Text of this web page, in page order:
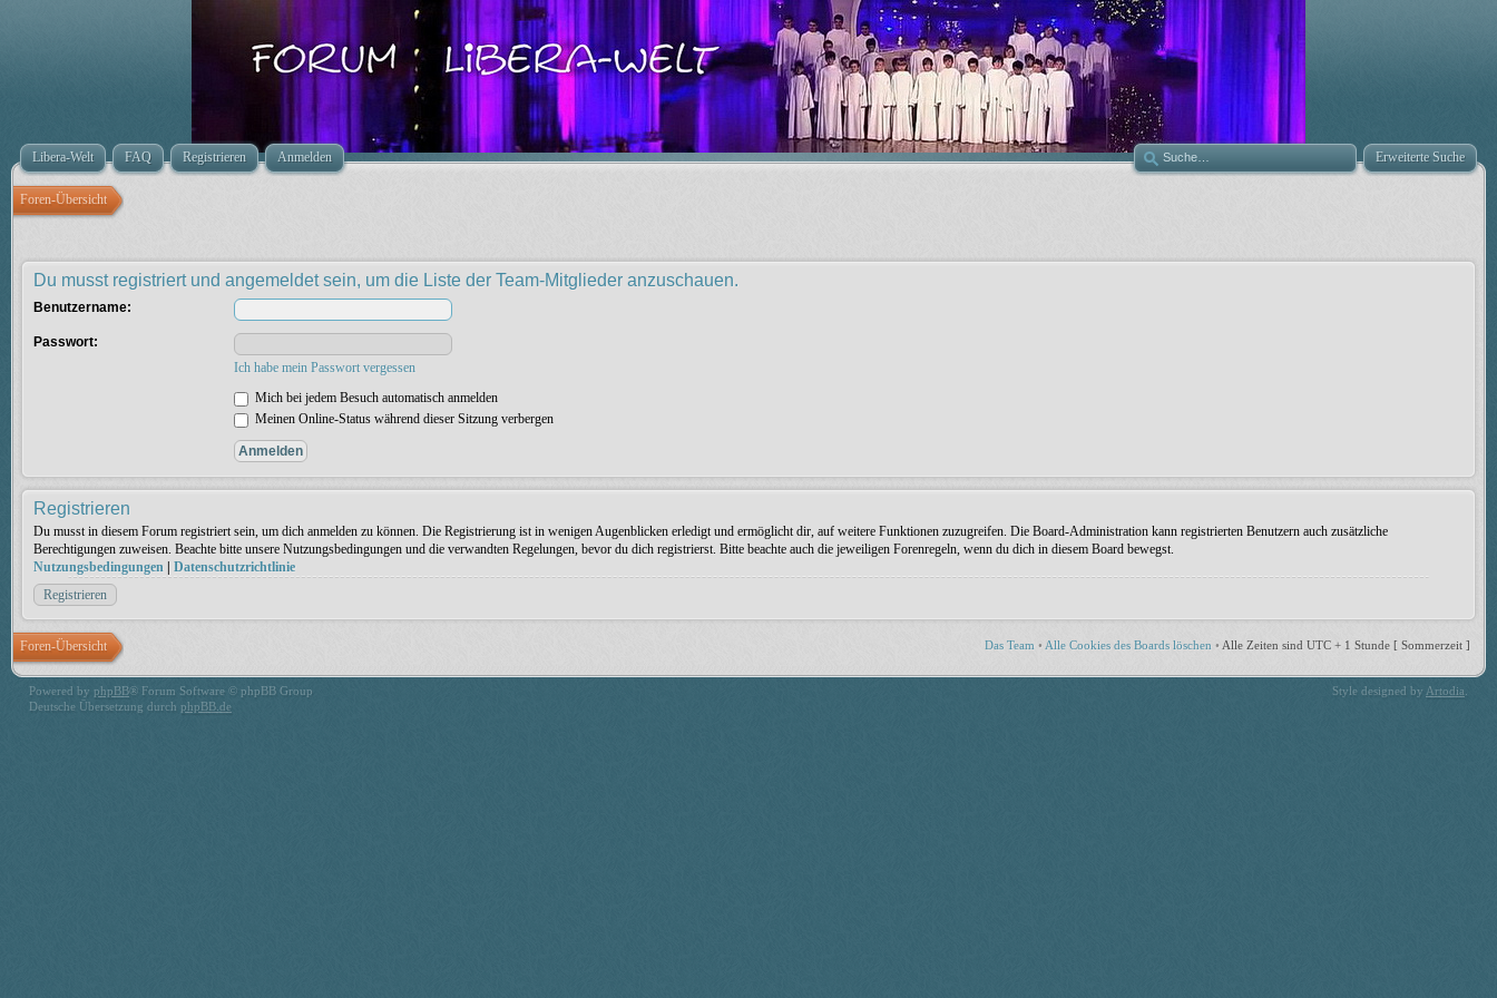
Erweiterte Suche
Libera-Welt FAQ Registrieren Anmelden
Foren-Übersicht
Du musst registriert und angemeldet sein, um die Liste der Team-Mitglieder anzuschauen.
Benutzername:
Passwort:
Ich habe mein Passwort vergessen
Mich bei jedem Besuch automatisch anmelden
Meinen Online-Status während dieser Sitzung verbergen
Registrieren
Du musst in diesem Forum registriert sein, um dich anmelden zu können. Die Registrierung ist in wenigen Augenblicken erledigt und ermöglicht dir, auf weitere Funktionen zuzugreifen. Die Board-Administration kann registrierten Benutzern auch zusätzliche
Berechtigungen zuweisen. Beachte bitte unsere Nutzungsbedingungen und die verwandten Regelungen, bevor du dich registrierst. Bitte beachte auch die jeweiligen Forenregeln, wenn du dich in diesem Board bewegst.
Nutzungsbedingungen
Datenschutzrichtlinie
Registrieren
Das Team • Alle Cookies des Boards löschen • Alle Zeiten sind UTC + 1 Stunde [ Sommerzeit ]
Foren-Übersicht
Powered by phpBB® Forum Software © phpBB Group
Deutsche Übersetzung durch phpBB.de
Style designed by Artodia